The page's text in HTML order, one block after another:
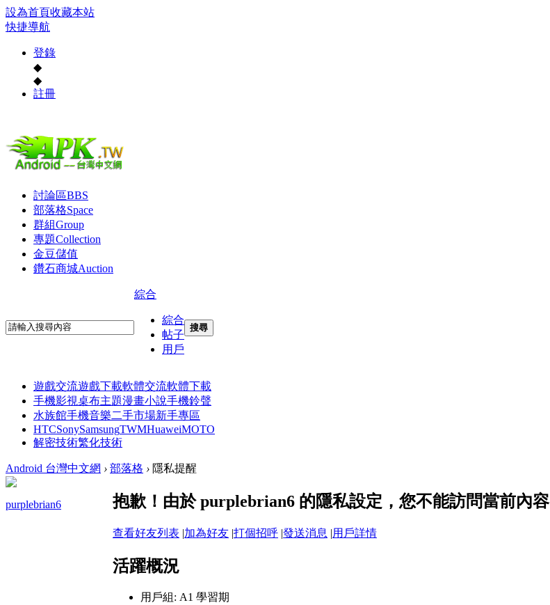
設為首頁收藏本站
快捷導航
登錄
◆
◆
註冊
討論區BBS
部落格Space
群組Group
專題Collection
金豆儲值
鑽石商城Auction
綜合
綜合
帖子
用戶
搜尋
遊戲交流遊戲下載軟體交流軟體下載
手機影視桌布主題漫畫小說手機鈴聲
水族館手機音樂二手市場新手專區
HTCSonySamsungTWMHuaweiMOTO
解密技術繁化技術
Android 台灣中文網 › 部落格 › 隱私提醒
purplebrian6 抱歉！由於 purplebrian6 的隱私設定，您不能訪問當前內容
查看好友列表 |加為好友 |打個招呼 |發送消息 |用戶詳情
活躍概況
用戶組: A1 學習期